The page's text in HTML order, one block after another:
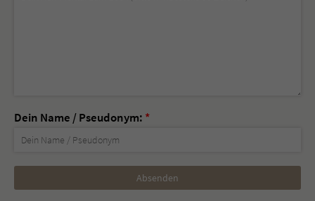
Dein Name / Pseudonym: *
Nicht
ausfüllen!